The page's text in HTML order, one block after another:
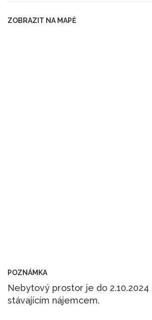
ZOBRAZIT NA MAPĚ
POZNÁMKA
Nebytový prostor je do 2.10.2024
stávajícím nájemcem.